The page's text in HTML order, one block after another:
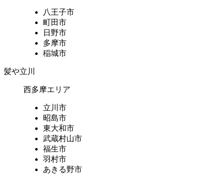
八王子市
町田市
日野市
多摩市
稲城市
髪や立川
西多摩エリア
立川市
昭島市
東大和市
武蔵村山市
福生市
羽村市
あきる野市